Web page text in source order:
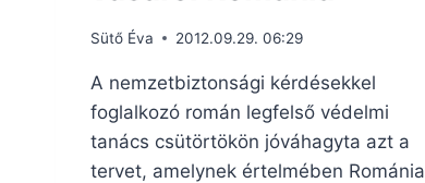
Sütő Éva 2012.09.29. 06:29
A nemzetbiztonsági kérdésekkel
foglalkozó román legfelső védelmi
tanács csütörtökön jóváhagyta azt a
tervet, amelynek értelmében Románia